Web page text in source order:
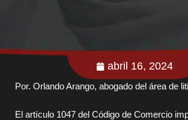
abril 16, 2024
Por. Orlando Arango, abogado del área de
El artículo 1047 del Código de Comercio